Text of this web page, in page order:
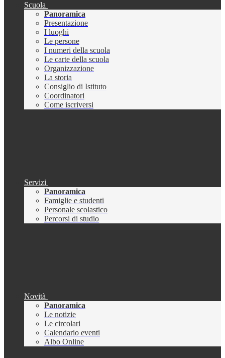
Scuola
Panoramica
Presentazione
I luoghi
Le persone
I numeri della scuola
Le carte della scuola
Organizzazione
La storia
Consiglio di Istituto
Coordinatori
Come iscriversi
Servizi
Panoramica
Famiglie e studenti
Personale scolastico
Percorsi di studio
Novità
Panoramica
Le notizie
Le circolari
Calendario eventi
Albo Online